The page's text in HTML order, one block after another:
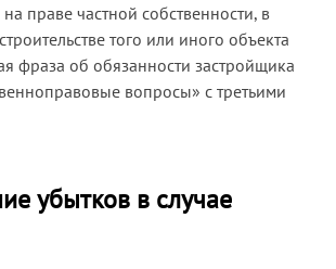
праве частной собственности, в
того или иного объекта
фраза об обязанности застройщика
вопросы» с третьими
убытков в случае